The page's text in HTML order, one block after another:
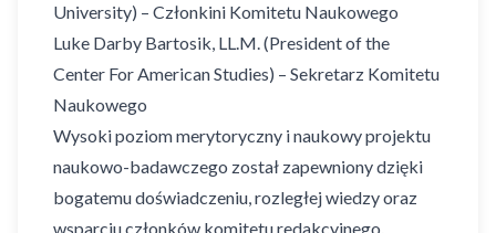
University) – Członkini Komitetu Naukowego
Luke Darby Bartosik, LL.M. (President of the
Center For American Studies) – Sekretarz Komitetu
Naukowego
Wysoki poziom merytoryczny i naukowy projektu
naukowo-badawczego został zapewniony dzięki
bogatemu doświadczeniu, rozległej wiedzy oraz
wsparciu członków komitetu redakcyjnego.